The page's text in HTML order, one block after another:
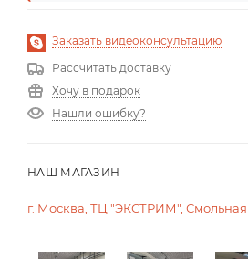
Заказать видеоконсультацию
Рассчитать доставку
Хочу в подарок
Нашли ошибку?
НАШ МАГАЗИН
г. Москва, ТЦ "ЭКСТРИМ", Смольная